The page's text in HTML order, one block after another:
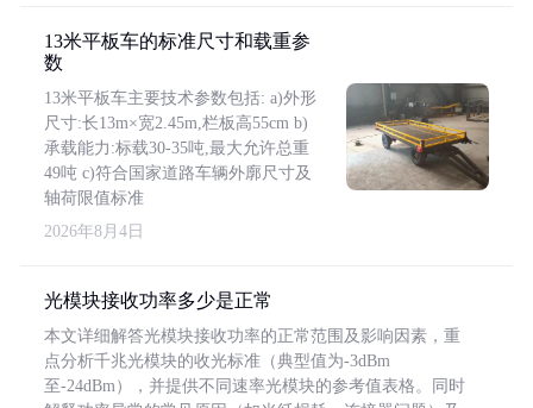
13米平板车的标准尺寸和载重参
数
13米平板车主要技术参数包括: a)外形
尺寸:长13m×宽2.45m,栏板高55cm b)
承载能力:标载30-35吨,最大允许总重
49吨 c)符合国家道路车辆外廓尺寸及
轴荷限值标准
2026年8月4日
光模块接收功率多少是正常
本文详细解答光模块接收功率的正常范围及影响因素，重
点分析千兆光模块的收光标准（典型值为-3dBm
至-24dBm），并提供不同速率光模块的参考值表格。同时